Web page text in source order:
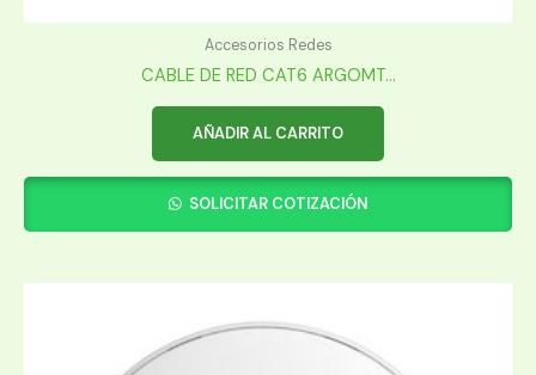
Accesorios Redes
CABLE DE RED CAT6 ARGOMT...
AÑADIR AL CARRITO
SOLICITAR COTIZACIÓN